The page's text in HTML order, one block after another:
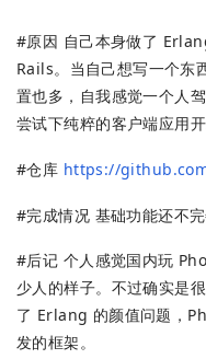
#原因 自己本身做了
Rails。当自己想写一个东
置也多，自我感觉一个人
尝试下纯粹的客户端应用开
#仓库 https://
#完成情况 基础功能还不
#后记 个人感觉国内玩
少人的样子。不过确实是
了 Erlang 的颜值问题，
发的框架。